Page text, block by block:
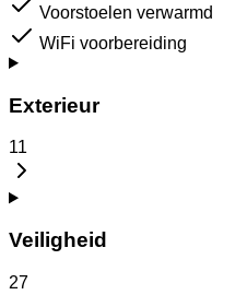
Voorstoelen verwarmd
WiFi voorbereiding
Exterieur
11
Veiligheid
27